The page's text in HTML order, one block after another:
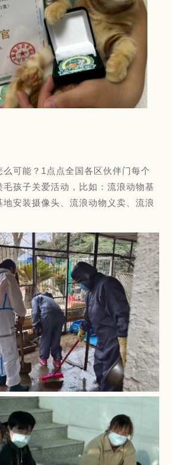
么可能？1点点全国各区伙伴门每个
毛孩子关爱活动，比如：流浪动物基
安装摄像头、流浪动物义卖、流浪